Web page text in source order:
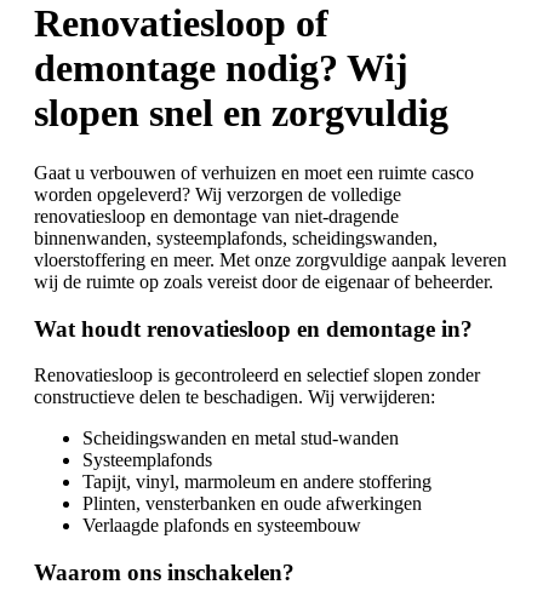
Renovatiesloop of
demontage nodig? Wij
slopen snel en zorgvuldig
Gaat u verbouwen of verhuizen en moet een ruimte casco
worden opgeleverd? Wij verzorgen de volledige
renovatiesloop en demontage van niet-dragende
binnenwanden, systeemplafonds, scheidingswanden,
vloerstoffering en meer. Met onze zorgvuldige aanpak leveren
wij de ruimte op zoals vereist door de eigenaar of beheerder.
Wat houdt renovatiesloop en demontage in?
Renovatiesloop is gecontroleerd en selectief slopen zonder
constructieve delen te beschadigen. Wij verwijderen:
Scheidingswanden en metal stud-wanden
Systeemplafonds
Tapijt, vinyl, marmoleum en andere stoffering
Plinten, vensterbanken en oude afwerkingen
Verlaagde plafonds en systeembouw
Waarom ons inschakelen?